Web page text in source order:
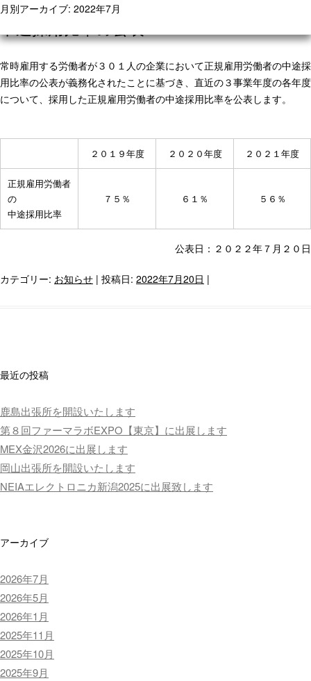
月別アーカイブ: 2022年7月
常時雇用する労働者が３０１人の企業において正規雇用労働者の中途採
用比率の公表が義務化されたことに基づき、直近の３事業年度の各年度
について、採用した正規雇用労働者の中途採用比率を公表します。
２０１９年度 ２０２０年度 ２０２１年度
正規雇用労働者
の
中途採用比率
７５％ ６１％ ５６％
公表日：２０２２年７月２０日
カテゴリー: お知らせ | 投稿日: 2022年7月20日 |
最近の投稿
鹿島出張所を開設いたします
第８回ファーマラボEXPO【東京】に出展します
MEX金沢2026に出展します
岡山出張所を開設いたします
NEIAエレクトロニカ新潟2025に出展致します
アーカイブ
2026年7月
2026年5月
2026年1月
2025年11月
2025年10月
2025年9月